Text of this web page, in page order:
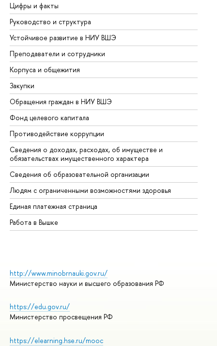
Цифры и факты
Руководство и структура
Устойчивое развитие в НИУ ВШЭ
Преподаватели и сотрудники
Корпуса и общежития
Закупки
Обращения граждан в НИУ ВШЭ
Фонд целевого капитала
Противодействие коррупции
Сведения о доходах, расходах, об имуществе и
обязательствах имущественного характера
Сведения об образовательной организации
Людям с ограниченными возможностями здоровья
Единая платежная страница
Работа в Вышке
http://www.minobrnauki.gov.ru/
Министерство науки и высшего образования РФ
https://edu.gov.ru/
Министерство просвещения РФ
https://elearning.hse.ru/mooc